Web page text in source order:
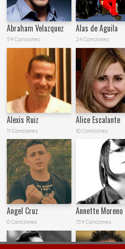
Abraham Velazquez
59 Canciones
Alas de Aguila
24 Canciones
Alexis Ruiz
11 Canciones
Alice Escalante
10 Canciones
Angel Cruz
0 Canciones
Annette Moreno
159 Canciones